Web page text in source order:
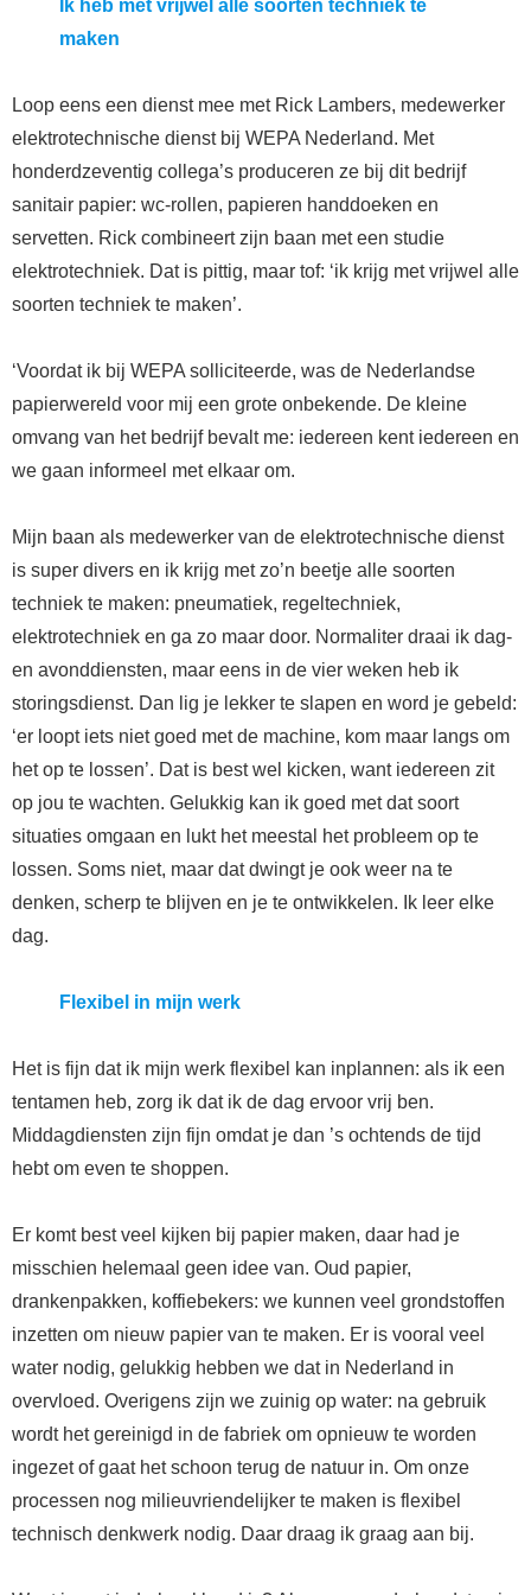
Ik heb met vrijwel alle soorten techniek te
maken
Loop eens een dienst mee met Rick Lambers, medewerker
elektrotechnische dienst bij WEPA Nederland. Met
honderdzeventig collega’s produceren ze bij dit bedrijf
sanitair papier: wc-rollen, papieren handdoeken en
servetten. Rick combineert zijn baan met een studie
elektrotechniek. Dat is pittig, maar tof: ‘ik krijg met vrijwel alle
soorten techniek te maken’.
‘Voordat ik bij WEPA solliciteerde, was de Nederlandse
papierwereld voor mij een grote onbekende. De kleine
omvang van het bedrijf bevalt me: iedereen kent iedereen en
we gaan informeel met elkaar om.
Mijn baan als medewerker van de elektrotechnische dienst
is super divers en ik krijg met zo’n beetje alle soorten
techniek te maken: pneumatiek, regeltechniek,
elektrotechniek en ga zo maar door. Normaliter draai ik dag-
en avonddiensten, maar eens in de vier weken heb ik
storingsdienst. Dan lig je lekker te slapen en word je gebeld:
‘er loopt iets niet goed met de machine, kom maar langs om
het op te lossen’. Dat is best wel kicken, want iedereen zit
op jou te wachten. Gelukkig kan ik goed met dat soort
situaties omgaan en lukt het meestal het probleem op te
lossen. Soms niet, maar dat dwingt je ook weer na te
denken, scherp te blijven en je te ontwikkelen. Ik leer elke
dag.
Flexibel in mijn werk
Het is fijn dat ik mijn werk flexibel kan inplannen: als ik een
tentamen heb, zorg ik dat ik de dag ervoor vrij ben.
Middagdiensten zijn fijn omdat je dan ’s ochtends de tijd
hebt om even te shoppen.
Er komt best veel kijken bij papier maken, daar had je
misschien helemaal geen idee van. Oud papier,
drankenpakken, koffiebekers: we kunnen veel grondstoffen
inzetten om nieuw papier van te maken. Er is vooral veel
water nodig, gelukkig hebben we dat in Nederland in
overvloed. Overigens zijn we zuinig op water: na gebruik
wordt het gereinigd in de fabriek om opnieuw te worden
ingezet of gaat het schoon terug de natuur in. Om onze
processen nog milieuvriendelijker te maken is flexibel
technisch denkwerk nodig. Daar draag ik graag aan bij.